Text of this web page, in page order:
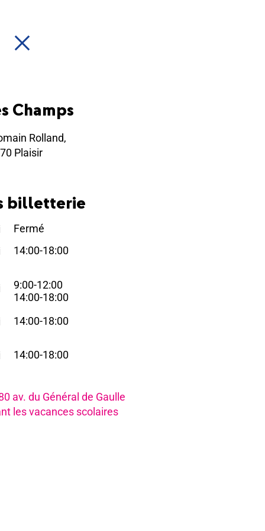
Champs
Rolland,
Plaisir
billetterie
Fermé
14:00-18:00
9:00-12:00
14:00-18:00
14:00-18:00
14:00-18:00
av. du Général de Gaulle
les vacances scolaires